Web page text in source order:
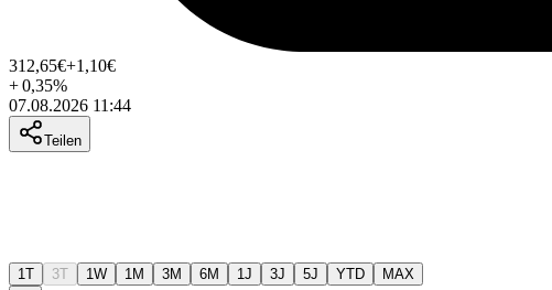
312,65€+1,10€
+0,35%
07.08.2026 11:44
Teilen
1T 3T 1W 1M 3M 6M 1J 3J 5J YTD MAX